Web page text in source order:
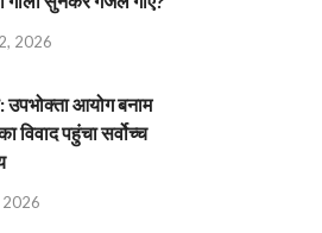
2026
उपभोक्ता आयोग बनाम
विवाद पहुंचा सर्वोच्च
2026